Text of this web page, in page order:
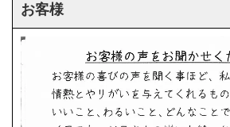
お客様